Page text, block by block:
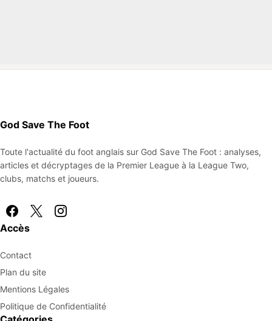
God Save The Foot
Toute l'actualité du foot anglais sur God Save The Foot : analyses,
articles et décryptages de la Premier League à la League Two,
clubs, matchs et joueurs.
Accès
Contact
Plan du site
Mentions Légales
Politique de Confidentialité